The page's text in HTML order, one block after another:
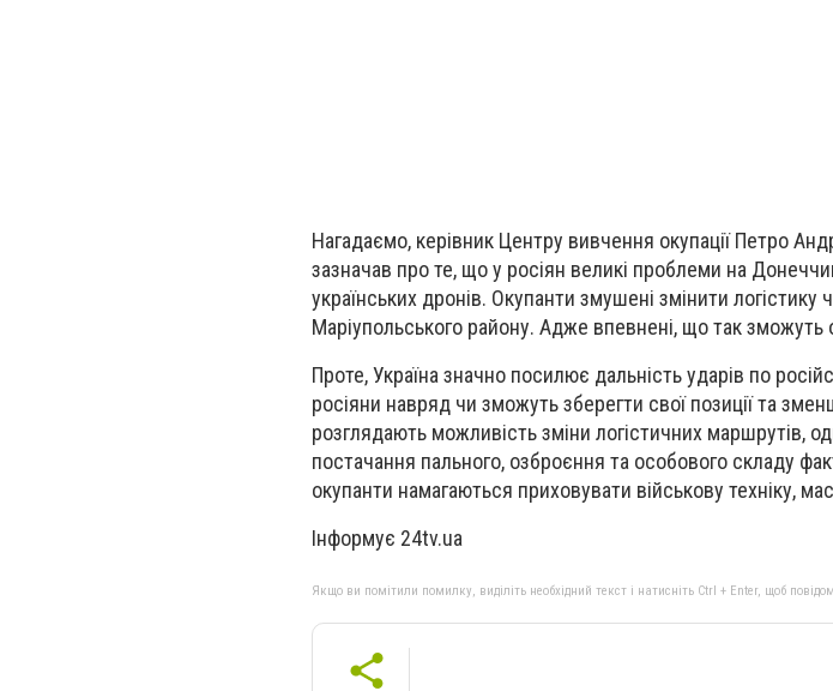
Нагадаємо, керівник Центру вивчення окупації Петро
зазначав про те, що у росіян великі проблеми на
українських дронів. Окупанти змушені змінити
Маріупольського району. Адже впевнені, що так зможуть
Проте, Україна значно посилює дальність ударів по
росіяни навряд чи зможуть зберегти свої позиції та
розглядають можливість зміни логістичних маршрутів,
постачання пального, озброєння та особового складу
окупанти намагаються приховувати військову техніку,
Інформує 24tv.ua
Якщо ви помітили помилку, виділіть необхідний текст і натисніть Ctrl + Enter, щоб